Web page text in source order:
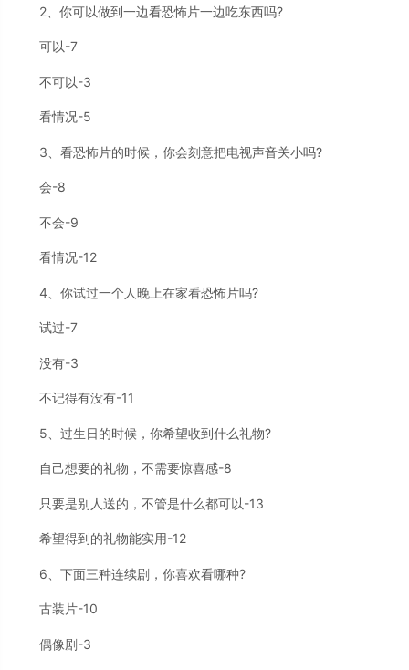
2、你可以做到一边看恐怖片一边吃东西吗?
可以-7
不可以-3
看情况-5
3、看恐怖片的时候，你会刻意把电视声音关小吗?
会-8
不会-9
看情况-12
4、你试过一个人晚上在家看恐怖片吗?
试过-7
没有-3
不记得有没有-11
5、过生日的时候，你希望收到什么礼物?
自己想要的礼物，不需要惊喜感-8
只要是别人送的，不管是什么都可以-13
希望得到的礼物能实用-12
6、下面三种连续剧，你喜欢看哪种?
古装片-10
偶像剧-3